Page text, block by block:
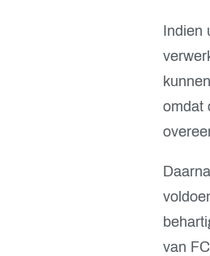
Indien
omdat
van